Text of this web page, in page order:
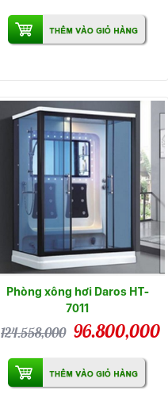
Phòng xông hơi Daros HT-
7011
124.558,000 96.800,000